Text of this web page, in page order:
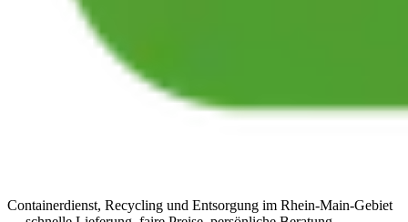
Containerdienst, Recycling und Entsorgung im Rhein-Main-Gebiet